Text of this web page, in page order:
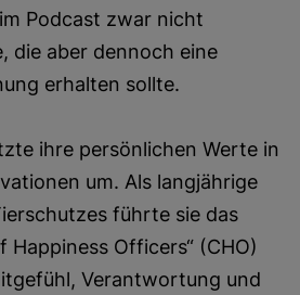
Podcast zwar nicht
die aber dennoch eine
erhalten sollte.
ihre persönlichen Werte in
um. Als langjährige
führte sie das
Happiness Officers“ (CHO)
Verantwortung und